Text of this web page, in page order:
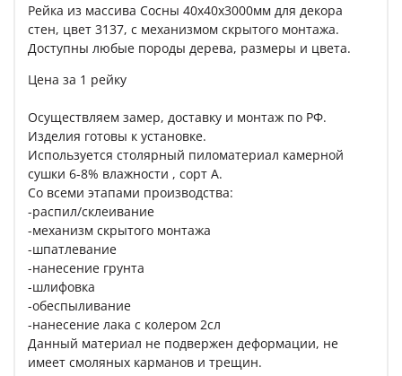
Рейка из массива Сосны 40х40х3000мм для декора
стен, цвет 3137, с механизмом скрытого монтажа.
Доступны любые породы дерева, размеры и цвета.
Цена за 1 рейку
Осуществляем замер, доставку и монтаж по РФ.
Изделия готовы к установке.
Используется столярный пиломатериал камерной
сушки 6-8% влажности , сорт A.
Со всеми этапами производства:
-распил/склеивание
-механизм скрытого монтажа
-шпатлевание
-нанесение грунта
-шлифовка
-обеспыливание
-нанесение лака с колером 2сл
Данный материал не подвержен деформации, не
имеет смоляных карманов и трещин.